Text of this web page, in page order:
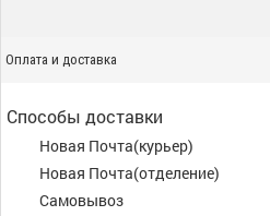
Оплата и доставка
Способы доставки
Новая Почта(курьер)
Новая Почта(отделение)
Самовывоз